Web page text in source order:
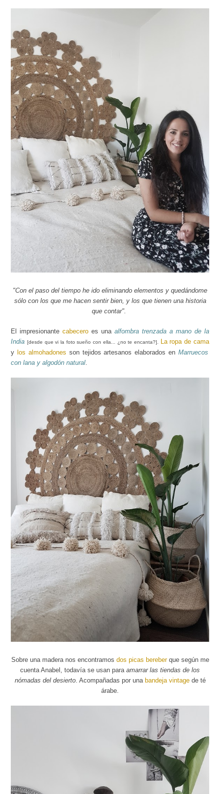
"Con el paso del tiempo he ido eliminando elementos y quedándome
sólo con los que me hacen sentir bien, y los que tienen una historia
que contar".
El impresionantecabecero es unaalfombra trenzada a mano de la
India[desde que vi la foto sueño con ella... ¿no te encanta?].
La ropa de cama
y los almohadones son tejidos artesanos elaborados en Marruecos
con lana y algodón natural.
Sobre una madera nos encontramos dos picas bereber que según me
cuenta Anabel, todavía se usan para amarrar las tiendas de los
nómadas del desierto. Acompañadas por una bandeja vintagede té
árabe.